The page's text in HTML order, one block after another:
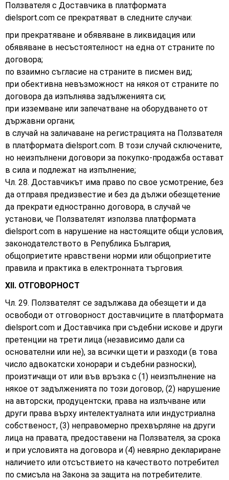
Ползвателя с Доставчика в платформата
dielsport.com се прекратяват в следните случаи:
при прекратяване и обявяване в ликвидация или
обявяване в несъстоятелност на една от страните по
договора;
по взаимно съгласие на страните в писмен вид;
при обективна невъзможност на някоя от страните по
договора да изпълнява задълженията си;
при изземване или запечатване на оборудването от
държавни органи;
в случай на заличаване на регистрацията на Ползвателя
в платформата dielsport.com. В този случай сключените,
но неизпълнени договори за покупко-продажба остават
в сила и подлежат на изпълнение;
Чл. 28. Доставчикът има право по свое усмотрение, без
да отправя предизвестие и без да дължи обезщетение
да прекрати едностранно договора, в случай че
установи, че Ползвателят използва платформата
dielsport.com в нарушение на настоящите общи условия,
законодателството в Република България,
общоприетите нравствени норми или общоприетите
правила и практика в електронната търговия.
XII. ОТГОВОРНОСТ
Чл. 29. Ползвателят се задължава да обезщети и да
освободи от отговорност доставчиците в платформата
dielsport.com и Доставчика при съдебни искове и други
претенции на трети лица (независимо дали са
основателни или не), за всички щети и разходи (в това
число адвокатски хонорари и съдебни разноски),
произтичащи от или във връзка с (1) неизпълнение на
някое от задълженията по този договор, (2) нарушение
на авторски, продуцентски, права на излъчване или
други права върху интелектуалната или индустриална
собственост, (3) неправомерно прехвърляне на други
лица на правата, предоставени на Ползвателя, за срока
и при условията на договора и (4) невярно деклариране
наличието или отсъствието на качеството потребител
по смисъла на Закона за защита на потребителите.